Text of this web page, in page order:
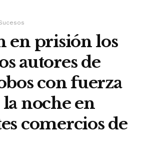
en prisión los
autores de
con fuerza
noche en
comercios de